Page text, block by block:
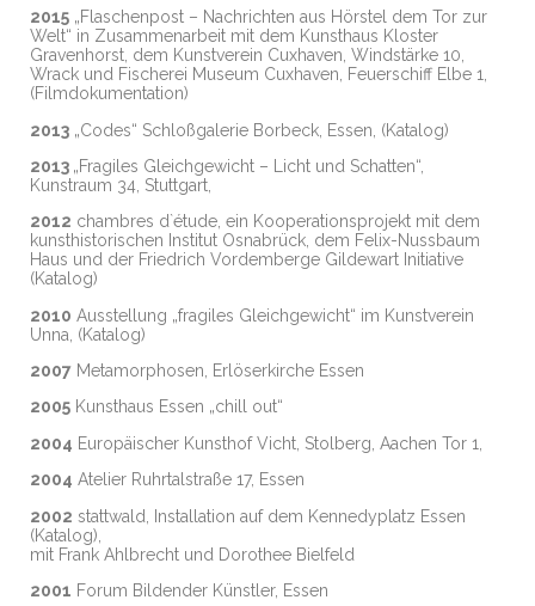
2015 „Flaschenpost – Nachrichten aus Hörstel dem Tor zur
Welt“ in Zusammenarbeit mit dem Kunsthaus Kloster
Gravenhorst, dem Kunstverein Cuxhaven, Windstärke 10,
Wrack und Fischerei Museum Cuxhaven, Feuerschiff Elbe 1,
(Filmdokumentation)
2013 „Codes“ Schloßgalerie Borbeck, Essen, (Katalog)
2013 „Fragiles Gleichgewicht – Licht und Schatten“,
Kunstraum 34, Stuttgart,
2012 chambres d`étude, ein Kooperationsprojekt mit dem
kunsthistorischen Institut Osnabrück, dem Felix-Nussbaum
Haus und der Friedrich Vordemberge Gildewart Initiative
(Katalog)
2010 Ausstellung „fragiles Gleichgewicht“ im Kunstverein
Unna, (Katalog)
2007 Metamorphosen, Erlöserkirche Essen
2005 Kunsthaus Essen „chill out“
2004 Europäischer Kunsthof Vicht, Stolberg, Aachen Tor 1,
2004 Atelier Ruhrtalstraße 17, Essen
2002 stattwald, Installation auf dem Kennedyplatz Essen
(Katalog),
mit Frank Ahlbrecht und Dorothee Bielfeld
2001 Forum Bildender Künstler, Essen